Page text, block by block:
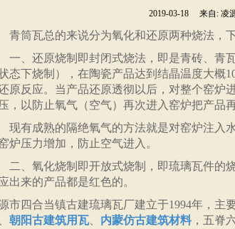
2019-03-18 来自:凌
筒瓦总的来说分为氧化和还原两种烧法，下
、还原烧制即封闭式烧法，即是青砖、青瓦
态下烧制），在陶瓷产品达到结晶温度大概
原反应。当产品还原透彻以后，对整个窑炉
，以防止氧气（空气）再次进入窑炉把产品再
有成熟的隔绝氧气的方法就是对窑炉注入水
炉压力增加，防止空气进入。
、氧化烧制即开放式烧制，即琉璃瓦件的烧
出来的产品都是红色的。
市四合当镇古建琉璃瓦厂建立于1994年，主
朝阳古建筑用瓦、 内蒙仿古建筑材料，五脊